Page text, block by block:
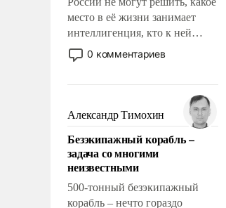
место в её жизни занимает
интеллигенция, кто к ней
принадлежит, а кого из неё
исключили с правом
чем она отличается от просто
образованных людей. Иногда
казалось, что эти вопросы
решены раз и навсегда, но –
нет, не решены.
0 комментариев
Александр Тимохин
Безэкипажный корабль –
задача со многими
неизвестными
500-тонный безэкипажный
корабль – нечто гораздо